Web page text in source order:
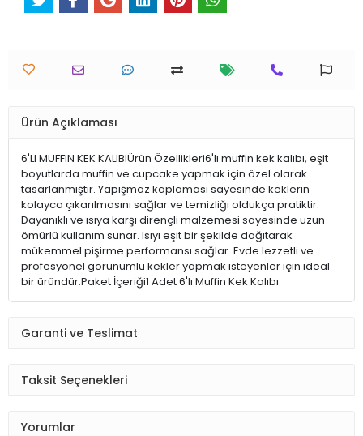
Ürün Açıklaması
6'LI MUFFIN KEK KALIBIÜrün Özellikleri6'lı muffin kek kalıbı, eşit
boyutlarda muffin ve cupcake yapmak için özel olarak
tasarlanmıştır. Yapışmaz kaplaması sayesinde keklerin
kolayca çıkarılmasını sağlar ve temizliği oldukça pratiktir.
Dayanıklı ve ısıya karşı dirençli malzemesi sayesinde uzun
ömürlü kullanım sunar. Isıyı eşit bir şekilde dağıtarak
mükemmel pişirme performansı sağlar. Evde lezzetli ve
profesyonel görünümlü kekler yapmak isteyenler için ideal
bir üründür.Paket İçeriği1 Adet 6'lı Muffin Kek Kalıbı
Garanti ve Teslimat
Taksit Seçenekleri
Yorumlar